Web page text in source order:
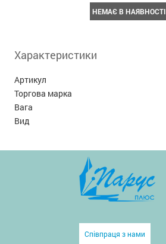
НЕМАЄ В НАЯВНОСТІ
Характеристики
Артикул
Торгова марка
Вага
Вид
Співпраця з нами